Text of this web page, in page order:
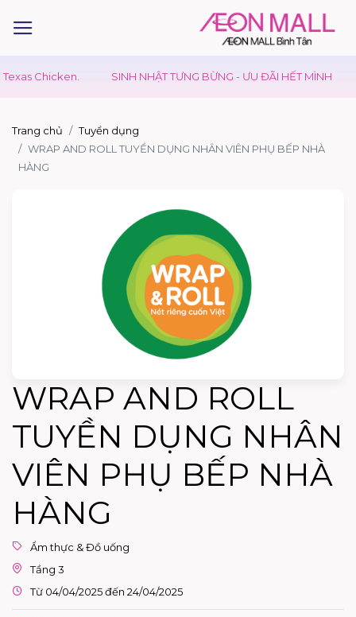
Chicken. SINH NHẬT TƯNG BỪNG - ƯU ĐÃI HẾT MÌNH
Trang chủ
Tuyển dụng
WRAP AND ROLL TUYỀN DỤNG NHÂN VIÊN PHỤ BẾP NHÀ
HÀNG
WRAP AND ROLL
TUYỀN DỤNG NHÂN
VIÊN PHỤ BẾP NHÀ
HÀNG
Ẩm thực & Đồ uống
Tầng 3
Từ 04/04/2025 đến 24/04/2025